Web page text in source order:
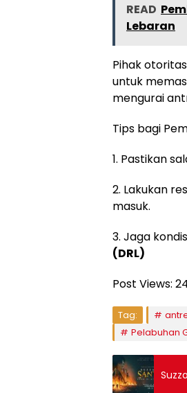
READ
Lebaran
Pihak
untuk
mengurai
Tips bagi
1. Pastikan
2. Lakukan
masuk.
3. Jaga
(DRL)
Post Views:
Tag:
Pelabuhan